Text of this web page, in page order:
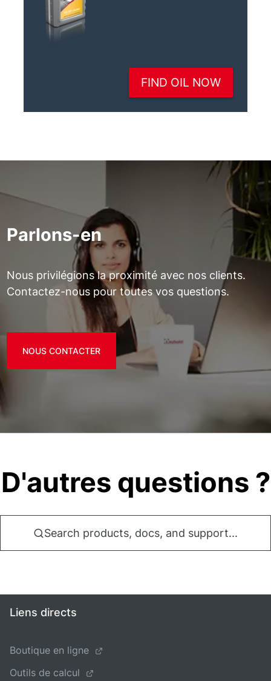
Parlons-en
Nous privilégions la proximité avec nos clients.
Contactez-nous pour toutes vos questions.
NOUS CONTACTER
D'autres questions ?
Search products, docs, and support...
Liens directs
Boutique en ligne
Outils de calcul